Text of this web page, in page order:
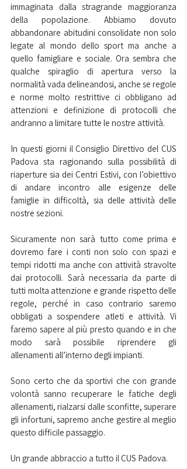
immaginata dalla stragrande maggioranza
della popolazione. Abbiamo dovuto
abbandonare abitudini consolidate non solo
legate al mondo dello sport ma anche a
quello famigliare e sociale. Ora sembra che
qualche spiraglio di apertura verso la
normalità vada delineandosi, anche se regole
e norme molto restrittive ci obbligano ad
attenzioni e definizione di protocolli che
andranno a limitare tutte le nostre attività.
In questi giorni il Consiglio Direttivo del CUS
Padova sta ragionando sulla possibilità di
riaperture sia dei Centri Estivi, con l’obiettivo
di andare incontro alle esigenze delle
famiglie in difficoltà, sia delle attività delle
nostre sezioni.
Sicuramente non sarà tutto come prima e
dovremo fare i conti non solo con spazi e
tempi ridotti ma anche con attività stravolte
dai protocolli. Sarà necessaria da parte di
tutti molta attenzione e grande rispetto delle
regole, perché in caso contrario saremo
obbligati a sospendere atleti e attività. Vi
faremo sapere al più presto quando e in che
modo sarà possibile riprendere gli
allenamenti all’interno degli impianti.
Sono certo che da sportivi che con grande
volontà sanno recuperare le fatiche degli
allenamenti, rialzarsi dalle sconfitte, superare
gli infortuni, sapremo anche gestire al meglio
questo difficile passaggio.
Un grande abbraccio a tutto il CUS Padova.